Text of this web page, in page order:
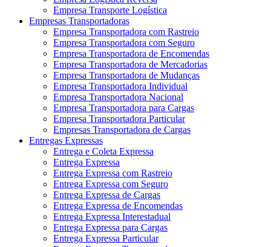
Empresa Transporte Logística
Empresas Transportadoras
Empresa Transportadora com Rastreio
Empresa Transportadora com Seguro
Empresa Transportadora de Encomendas
Empresa Transportadora de Mercadorias
Empresa Transportadora de Mudanças
Empresa Transportadora Individual
Empresa Transportadora Nacional
Empresa Transportadora para Cargas
Empresa Transportadora Particular
Empresas Transportadora de Cargas
Entregas Expressas
Entrega e Coleta Expressa
Entrega Expressa
Entrega Expressa com Rastreio
Entrega Expressa com Seguro
Entrega Expressa de Cargas
Entrega Expressa de Encomendas
Entrega Expressa Interestadual
Entrega Expressa para Cargas
Entrega Expressa Particular